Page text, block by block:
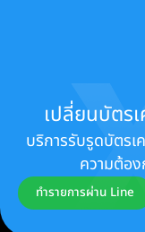
เปลี่ยนบัตร
บริการรับรูดบัตร
ความต้อ
ทำรายการผ่าน Line